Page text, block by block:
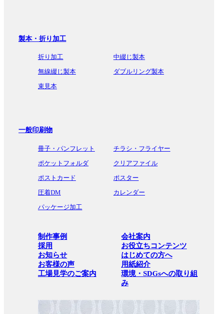
製本・折り加工
折り加工
中綴じ製本
無線綴じ製本
ダブルリング製本
束見本
一般印刷物
冊子・パンフレット
チラシ・フライヤー
ポケットフォルダ
クリアファイル
ポストカード
ポスター
圧着DM
カレンダー
パッケージ加工
制作事例
会社案内
採用
お役立ちコンテンツ
お知らせ
はじめての方へ
お客様の声
用紙紹介
工場見学のご案内
環境・SDGsへの取り組
み